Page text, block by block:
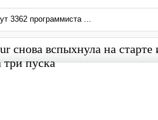
3362 программиста ...
снова вспыхнула на
три пуска